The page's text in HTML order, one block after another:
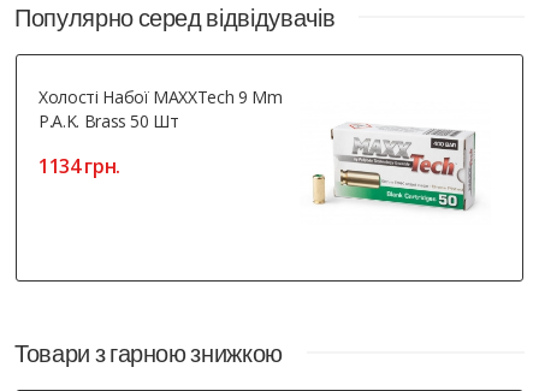
Популярно серед відвідувачів
Холості Набої MAXXTech 9 Mm
P.A.K. Brass 50 Шт
1134 грн.
Товари з гарною знижкою